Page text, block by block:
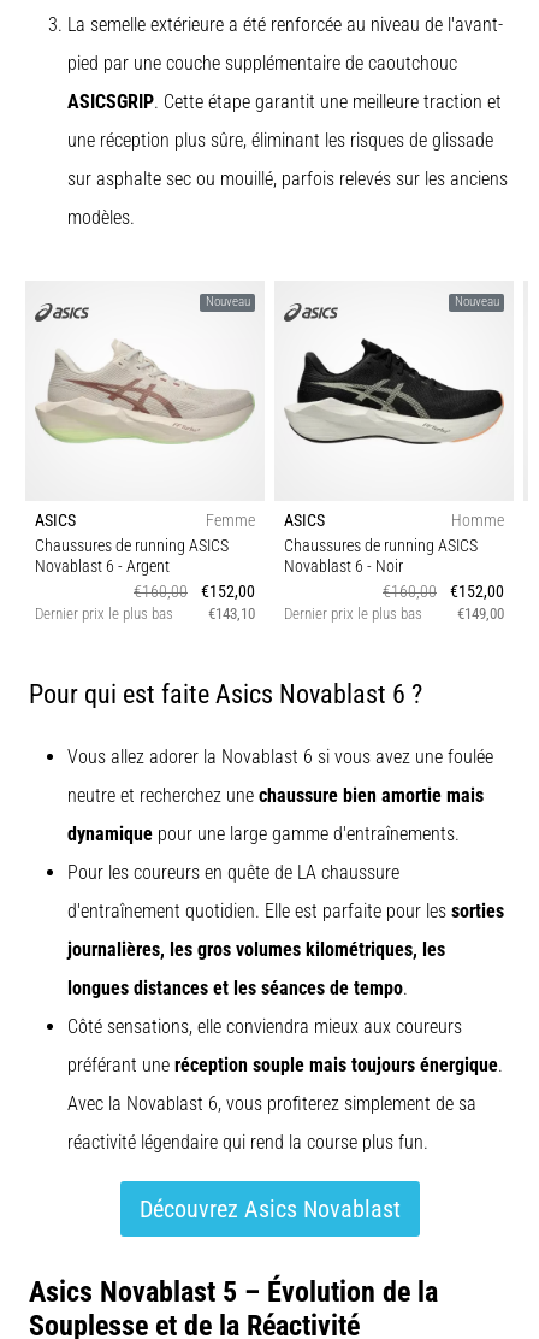
La semelle extérieure a été renforcée au niveau de l'avant-
pied par une couche supplémentaire de caoutchouc
ASICSGRIP. Cette étape garantit une meilleure traction et
une réception plus sûre, éliminant les risques de glissade
sur asphalte sec ou mouillé, parfois relevés sur les anciens
modèles.
Nouveau
ASICS
Femme
Chaussures de running ASICS
Novablast 6 - Argent
€160,00
€152,00
Dernier prix le plus bas €143,10
Nouveau
ASICS
Homme
Chaussures de running ASICS
Novablast 6 - Noir
€160,00
€152,00
Dernier prix le plus bas €149,00
Pour qui est faite Asics Novablast 6 ?
Vous allez adorer la Novablast 6 si vous avez une foulée
neutre et recherchez une chaussure bien amortie mais
dynamique pour une large gamme d'entraînements.
Pour les coureurs en quête de LA chaussure
d'entraînement quotidien. Elle est parfaite pour les sorties
journalières, les gros volumes kilométriques, les
longues distances et les séances de tempo.
Côté sensations, elle conviendra mieux aux coureurs
préférant une réception souple mais toujours énergique.
Avec la Novablast 6, vous profiterez simplement de sa
réactivité légendaire qui rend la course plus fun.
Découvrez Asics Novablast
Asics Novablast 5 – Évolution de la
Souplesse et de la Réactivité